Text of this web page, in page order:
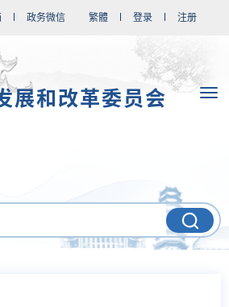
政务微信 繁體 登录 注册
展和改革委员会